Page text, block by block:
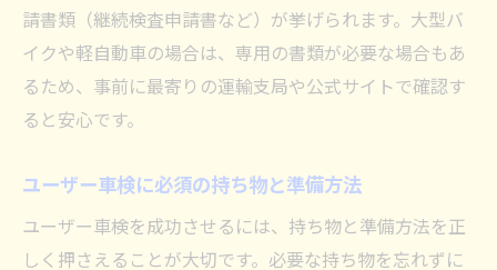
請書類（継続検査申請書など）が挙げられます。大型バ
イクや軽自動車の場合は、専用の書類が必要な場合もあ
るため、事前に最寄りの運輸支局や公式サイトで確認す
ると安心です。
ユーザー車検に必須の持ち物と準備方法
ユーザー車検を成功させるには、持ち物と準備方法を正
しく押さえることが大切です。必要な持ち物を忘れずに